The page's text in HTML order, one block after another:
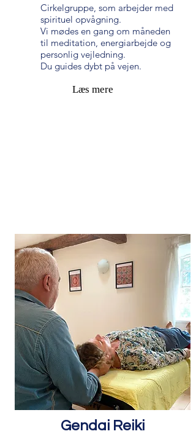
Cirkelgruppe, som arbejder med
spirituel opvågning.
Vi mødes en gang om måneden
til meditation, energiarbejde og
personlig vejledning.
Du guides dybt på vejen.
Læs mere
Gendai Reiki